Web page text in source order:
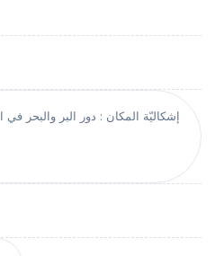
إشكاليّة المكان : دور البر والبحر